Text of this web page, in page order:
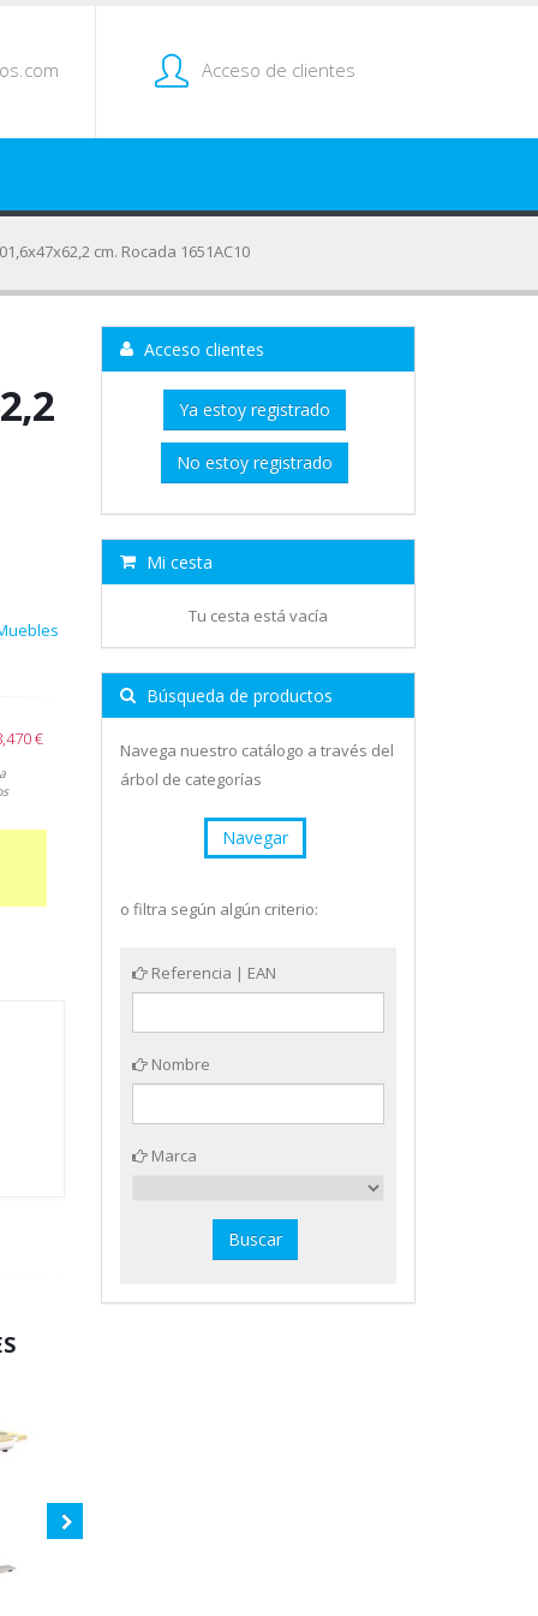
Acceso de clientes
cm. Rocada 1651AC10
€
Acceso clientes
Ya estoy registrado
No estoy registrado
Mi cesta
Tu cesta está vacía
Búsqueda de productos
Navega nuestro catálogo a través del
árbol de categorías
Navegar
o filtra según algún criterio:
Referencia | EAN
Nombre
Marca